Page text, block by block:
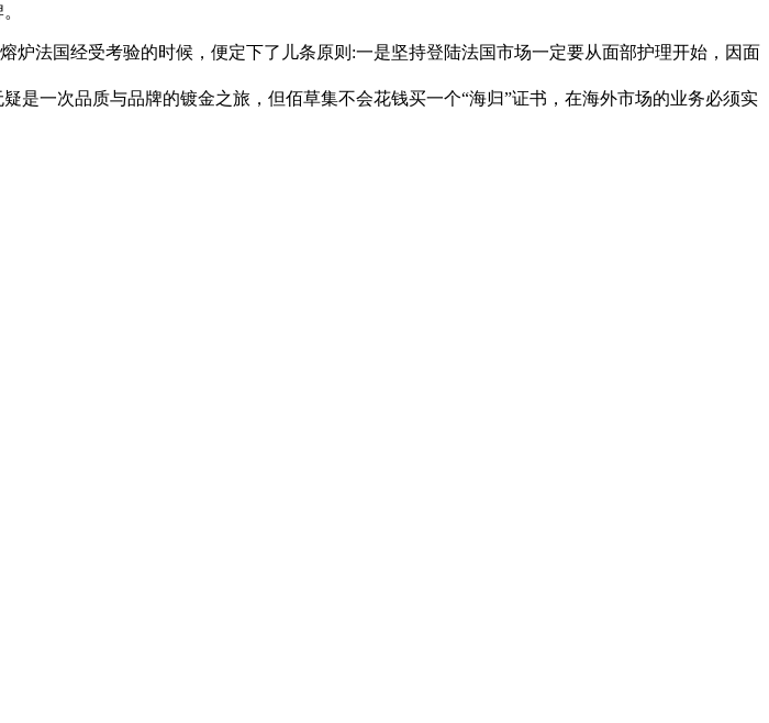
法国经受考验的时候，便定下了儿条原则:一是坚持登陆法国市场一定要从面部护理开始，因面
一次品质与品牌的镀金之旅，但佰草集不会花钱买一个“海归”证书，在海外市场的业务必须实